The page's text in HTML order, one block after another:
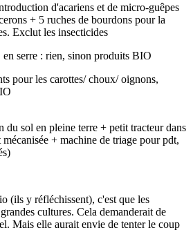
d'acariens et de micro-guêpes
+ 5 ruches de bourdons pour la
Exclut les insecticides
en serre : rien, sinon produits BIO
pour les carottes/ choux/ oignons,
du sol en pleine terre + petit tracteur dans
mécanisée + machine de triage pour pdt,
(ils y réfléchissent), c'est que les
cultures. Cela demanderait de
Mais elle aurait envie de tenter le coup